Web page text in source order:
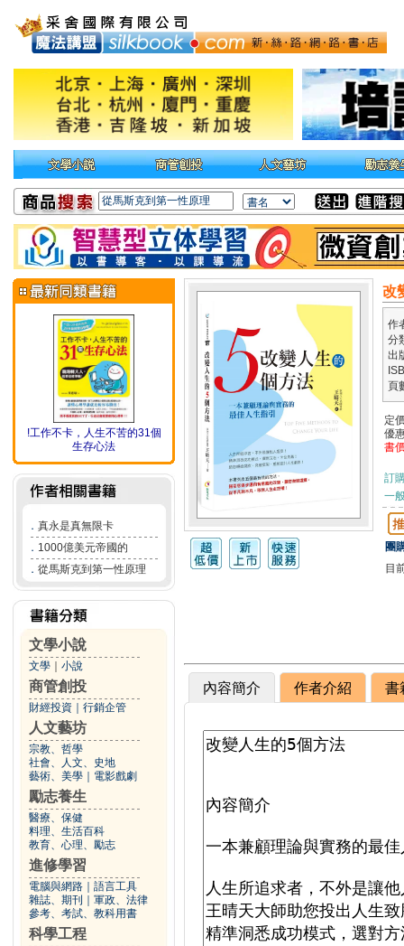
!工作不卡，人生不苦的31個
生存心法
． 真永是真無限卡
． 1000億美元帝國的
． 從馬斯克到第一性原理
文學小說
文學 小說
商管創投
財經投資 行銷企管
人文藝坊
宗教、哲學
社會、人文、史地
藝術、美學
電影戲劇
勵志養生
醫療、保健
料理、生活百科
教育、心理、勵志
進修學習
電腦與網路
語言工具
雜誌、期刊
軍政、法律
參考、考試、教科用書
科學工程
改
作
分
出
頁
定
優
書
訂
一
團
目
內容簡介 作者介紹 書